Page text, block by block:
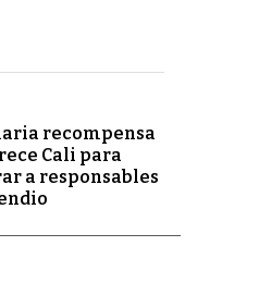
recompensa
Cali para
a responsables